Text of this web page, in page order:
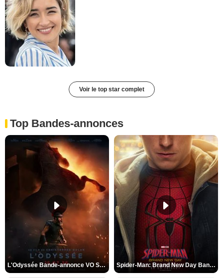
Voir le top star complet
Top Bandes-annonces
L'Odyssée Bande-annonce VO STFR Spider-Man: Brand New Day Bande-annonce VO STFR